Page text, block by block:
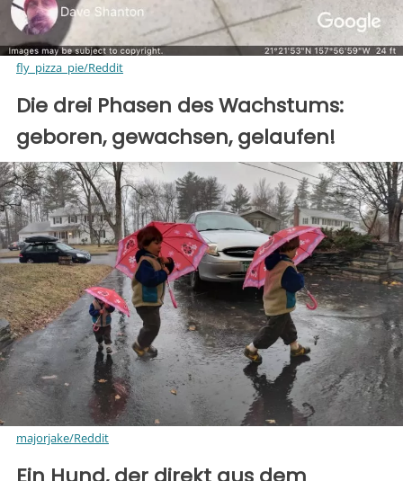
fly_pizza_pie/Reddit
Die drei Phasen des Wachstums:
geboren, gewachsen, gelaufen!
majorjake/Reddit